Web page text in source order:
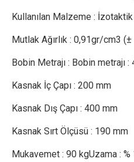
Kullanılan Malzeme :
Mutlak Ağırlık : 0,91gr/cm3 (±
Bobin Metrajı : Bobin metrajı :
Kasnak İç Çapı : 200 mm
Kasnak Dış Çapı : 400 mm
Kasnak Sırt Ölçüsü : 190 mm
Mukavemet : 90 kgUzama : %